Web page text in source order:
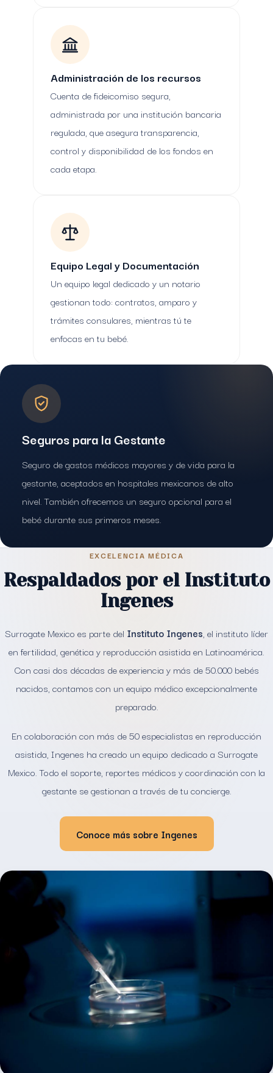
Administración de los recursos
Cuenta de fideicomiso segura,
administrada por una institución bancaria
regulada, que asegura transparencia,
control y disponibilidad de los fondos en
cada etapa.
Equipo Legal y Documentación
Un equipo legal dedicado y un notario
gestionan todo: contratos, amparo y
trámites consulares, mientras tú te
enfocas en tu bebé.
Seguros para la Gestante
Seguro de gastos médicos mayores y de vida para la
gestante, aceptados en hospitales mexicanos de alto
nivel. También ofrecemos un seguro opcional para el
bebé durante sus primeros meses.
EXCELENCIA MÉDICA
Respaldados por el Instituto
Ingenes
Surrogate Mexico es parte del Instituto Ingenes, el instituto líder
en fertilidad, genética y reproducción asistida en Latinoamérica.
Con casi dos décadas de experiencia y más de 50.000 bebés
nacidos, contamos con un equipo médico excepcionalmente
preparado.
En colaboración con más de 50 especialistas en reproducción
asistida, Ingenes ha creado un equipo dedicado a Surrogate
Mexico. Todo el soporte, reportes médicos y coordinación con la
gestante se gestionan a través de tu concierge.
Conoce más sobre Ingenes